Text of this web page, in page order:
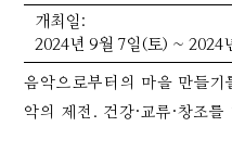
개최일:
2024년 9월 7일(토) ~ 2024
음악으로부터의 마을 만들
악의 제전. 건강·교류·창조